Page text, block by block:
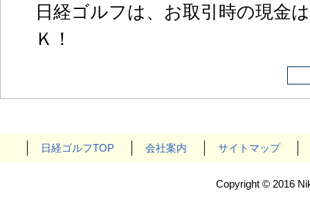
日経ゴルフは、お取引時の現金
Ｋ！
日経ゴルフTOP 会社案内 サイトマップ
Copyright © 2016